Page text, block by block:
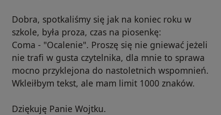
Dobra, spotkaliśmy się jak na koniec roku w
szkole, była proza, czas na piosenkę:
Coma - "Ocalenie". Proszę się nie gniewać jeżeli
nie trafi w gusta czytelnika, dla mnie to sprawa
mocno przyklejona do nastoletnich wspomnień.
Wkleiłbym tekst, ale mam limit 1000 znaków.
Dziękuję Panie Wojtku.